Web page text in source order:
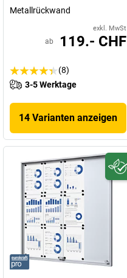
Metallrückwand
exkl. MwSt
ab 119.- CHF
(8)
3-5 Werktage
14 Varianten anzeigen